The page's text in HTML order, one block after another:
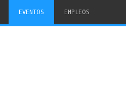
EVENTOS EMPLEOS